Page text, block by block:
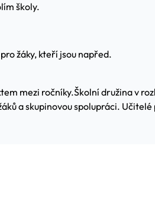
školy.
žáky, kteří jsou napřed.
mezi ročníky.Školní družina v
a skupinovou spolupráci.